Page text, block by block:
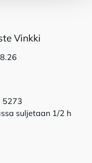
Vink­ki
5273
suljetaan 1/2 h